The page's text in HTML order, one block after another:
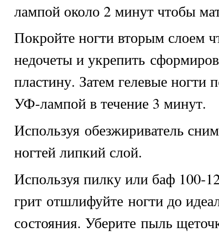
лампой около 2 минут чтобы
Покройте ногти вторым слоем
недочеты и укрепить
пластину. Затем гелевые ногти
УФ-лампой в течение 3 минут.
Используя обезжириватель
ногтей липкий слой.
Используя пилку или баф 100-
грит отшлифуйте ногти до
состояния. Уберите пыль